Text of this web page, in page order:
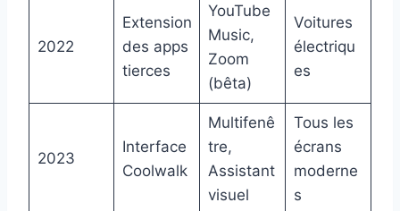
2022
Extension
des apps
tierces
YouTube
Music,
Zoom
(bêta)
Voitures
électriqu
es
2023
Interface
Coolwalk
Multifenê
tre,
Assistant
visuel
Tous les
écrans
moderne
s